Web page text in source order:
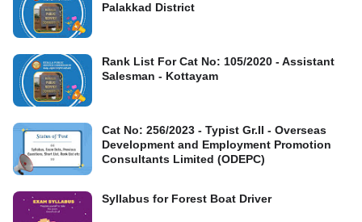
Palakkad District
Rank List For Cat No: 105/2020 - Assistant
Salesman - Kottayam
Cat No: 256/2023 - Typist Gr.II - Overseas
Development and Employment Promotion
Consultants Limited (ODEPC)
Syllabus for Forest Boat Driver